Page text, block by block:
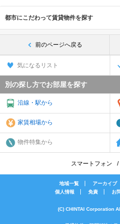
都市にこだわって賃貸物件を探す
前のページへ戻る
気になるリスト
別の探し方でお部屋を探す
沿線・駅から
家賃相場から
物件特集から
スマートフォン
地域一覧 アーカイブ
個人情報
免責 お
(C) CHINTAI Corporation